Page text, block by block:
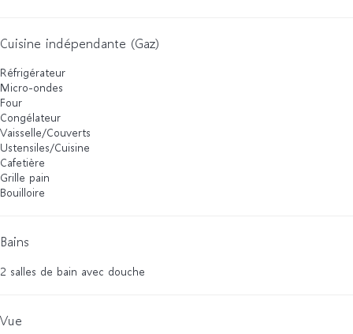
Cuisine indépendante (Gaz)
Réfrigérateur
Micro-ondes
Four
Congélateur
Vaisselle/Couverts
Ustensiles/Cuisine
Cafetière
Grille pain
Bouilloire
Bains
2 salles de bain avec douche
Vue